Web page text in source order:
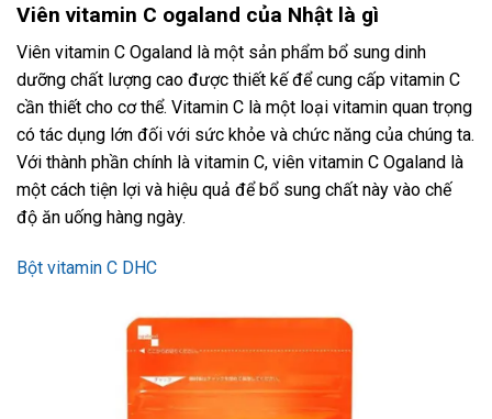
Viên vitamin C ogaland của Nhật là gì
Viên vitamin C Ogaland là một sản phẩm bổ sung dinh
dưỡng chất lượng cao được thiết kế để cung cấp vitamin C
cần thiết cho cơ thể. Vitamin C là một loại vitamin quan trọng
có tác dụng lớn đối với sức khỏe và chức năng của chúng ta.
Với thành phần chính là vitamin C, viên vitamin C Ogaland là
một cách tiện lợi và hiệu quả để bổ sung chất này vào chế
độ ăn uống hàng ngày.
Bột vitamin C DHC